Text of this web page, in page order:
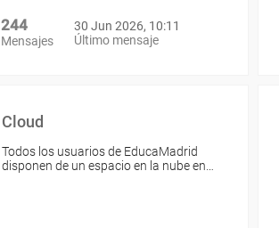
244
Mensajes
30 Jun 2026, 10:11
Último mensaje
Cloud
Todos los usuarios de EducaMadrid
disponen de un espacio en la nube en…